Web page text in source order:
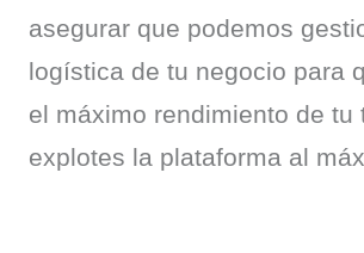
asegurar que podemos
logística de tu negocio para
el máximo rendimiento de tu
explotes la plataforma al